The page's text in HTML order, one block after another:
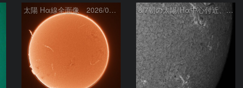
太陽 Hα線全面像 2026/08/07 8/7朝の太陽(Hα中心付近、4498、4502付近)